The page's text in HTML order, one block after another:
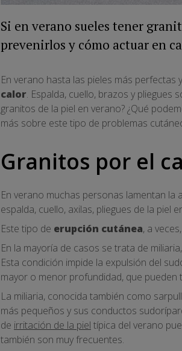
Si en verano sueles tener
prevenirlos y cómo actuar en
En verano hasta las pieles más
calor. Espalda, cuello, brazos y pliegues
granitos de la piel en verano? ¿Qué
más sobre este tipo de problemas
Granitos por el
En verano muchas personas lamentan
espalda, cuello, axilas, pliegues de la piel
Este tipo de erupción cutánea, a
En la mayoría de casos se trata de
Esta condición impide la expulsión del
mayor o menor profundidad, que
La miliaria, conocida también como
más pequeños y sus conductos
de irritación de la piel típica del verano
también son muy frecuentes.